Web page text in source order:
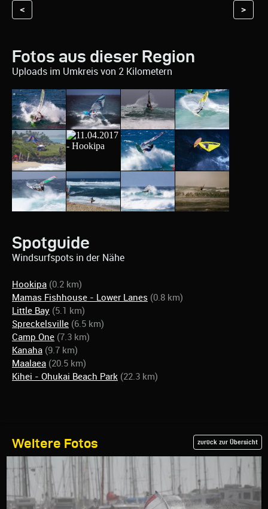
< >
Fotos aus dieser Region
Uploads im Umkreis von 2 Kilometern
Spotguide
Windsurfspots in der Nähe
Hookipa (0.2 km)
Mamas Fishhouse - Lower Lanes (0.8 km)
Little Bay (5.1 km)
Spreckelsville (6.5 km)
Camp One (7.3 km)
Kanaha (9.7 km)
Maalaea (20.5 km)
Kihei - Ohukai Beach Park (22.3 km)
Weitere Fotos zurück zur Übersicht